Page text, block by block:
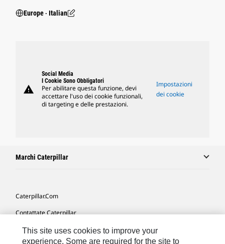
Europe ‧ Italian
warning
Social Media
I Cookie Sono Obbligatori
Per abilitare questa funzione, devi
accettare l'uso dei cookie funzionali,
di targeting e delle prestazioni.
Impostazioni
dei cookie
Marchi Caterpillar
Caterpillar.com
Contattate Caterpillar
Le Mie Preferenze Di Marketing
This site uses cookies to improve your
experience. Some are required for the site to